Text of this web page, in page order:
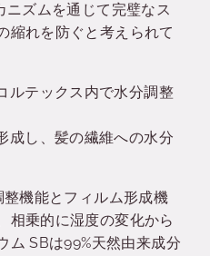
ニズムを通じて完璧なス
縮れを防ぐと考えられて
ルテックス内で水分調整
成し、髪の繊維への水分
機能とフィルム形成機
相乗的に湿度の変化から
ム SBは99%天然由来成分